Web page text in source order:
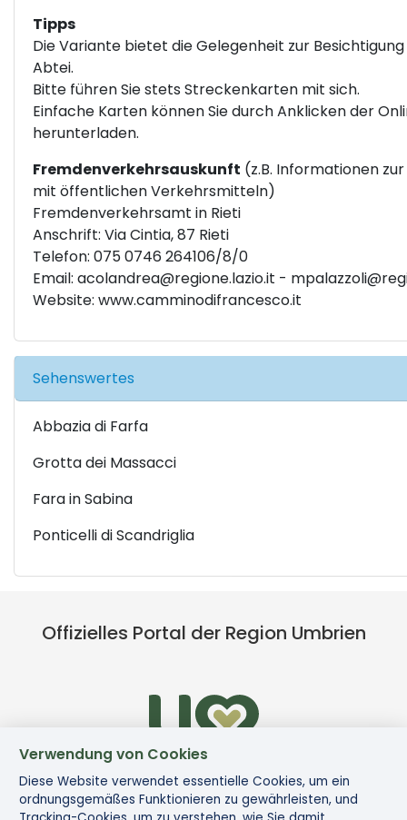
Tipps
Die Variante bietet die Gelegenheit zur
Abtei.
Bitte führen Sie stets Streckenkarten mit sich.
Einfache Karten können Sie durch Anklicken der
herunterladen.
Fremdenverkehrsauskunft (z.B. Informationen
mit öffentlichen Verkehrsmitteln)
Fremdenverkehrsamt in Rieti
Anschrift: Via Cintia, 87 Rieti
Telefon: 075 0746 264106/8/0
Email: acolandrea@regione.lazio.it -
Website: www.camminodifrancesco.it
Sehenswertes
Abbazia di Farfa
Grotta dei Massacci
Fara in Sabina
Ponticelli di Scandriglia
Offizielles Portal der Region Umbrien
Verwendung von Cookies
Diese Website verwendet essentielle Cookies, um ein
ordnungsgemäßes Funktionieren zu gewährleisten, und